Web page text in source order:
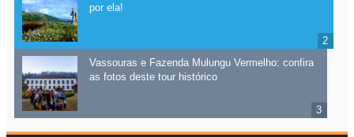
por ela!
Vassouras e Fazenda Mulungu Vermelho: confira
as fotos deste tour histórico